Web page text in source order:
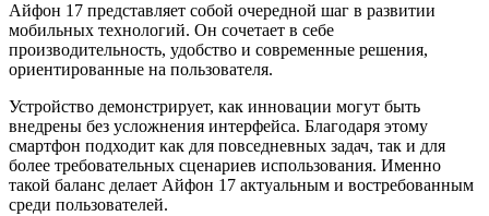
Айфон 17 представляет собой очередной шаг в развитии
мобильных технологий. Он сочетает в себе
производительность, удобство и современные решения,
ориентированные на пользователя.
Устройство демонстрирует, как инновации могут быть
внедрены без усложнения интерфейса. Благодаря этому
смартфон подходит как для повседневных задач, так и для
более требовательных сценариев использования. Именно
такой баланс делает Айфон 17 актуальным и востребованным
среди пользователей.